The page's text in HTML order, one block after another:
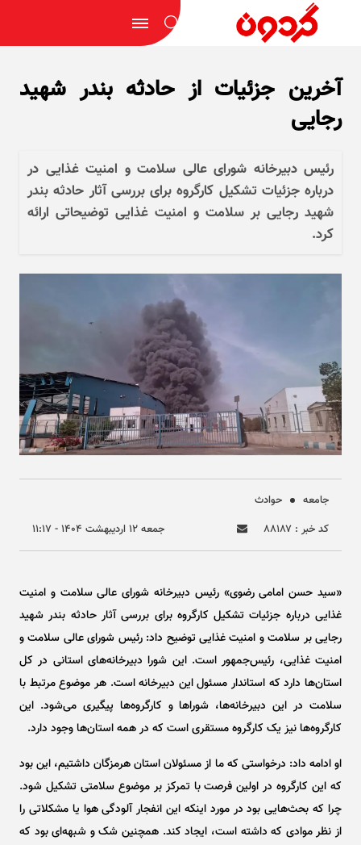
آخرین جزئیات از حادثه بندر شهید
رجایی
رئیس دبیرخانه شورای عالی سلامت و امنیت غذایی در
درباره جزئیات تشکیل کارگروه برای بررسی آثار حادثه بندر
شهید رجایی بر سلامت و امنیت غذایی توضیحاتی ارائه
کرد.
جامعه
حوادث
کد خبر : ۸۸۱۸۷
جمعه ۱۲ ارديبهشت ۱۴۰۴ - ۱۱:۱۷
«سید حسن امامی رضوی» رئیس دبیرخانه شورای عالی سلامت و امنیت
غذایی درباره جزئیات تشکیل کارگروه برای بررسی آثار حادثه بندر شهید
رجایی بر سلامت و امنیت غذایی توضیح داد: رئیس شورای عالی سلامت و
امنیت غذایی، رئیس‌جمهور است. این شورا دبیرخانه‌های استانی در کل
استان‌ها دارد که استاندار مسئول این دبیرخانه است. هر موضوع مرتبط با
سلامت در این دبیرخانه‌ها، شورا‌ها و کارگروه‌ها پیگیری می‌شود. این
کارگروه‌ها نیز یک کارگروه مستقری است که در همه استان‌ها وجود دارد.
او ادامه داد: درخواستی که ما از مسئولان استان هرمزگان داشتیم، این بود
که این کارگروه در اولین فرصت با تمرکز بر موضوع سلامتی تشکیل شود.
چرا که بحث‌هایی بود در مورد اینکه این انفجار آلودگی هوا یا مشکلاتی را
از نظر موادی که داشته است، ایجاد کند. همچنین شک و شبهه‌ای بود که